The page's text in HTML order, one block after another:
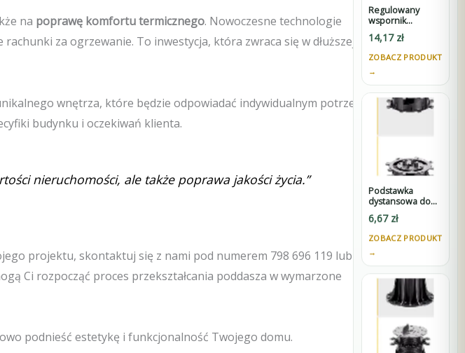
na poprawę komfortu termicznego. Nowoczesne technologie
za ogrzewanie. To inwestycja, która zwraca się w dłuższej
wnętrza, które będzie odpowiadać indywidualnym potrzebom
budynku i oczekiwań klienta.
nieruchomości, ale także poprawa jakości życia.”
projektu, skontaktuj się z nami pod numerem 798 696 119 lub
Ci rozpocząć proces przekształcania poddasza w wymarzone
podnieść estetykę i funkcjonalność Twojego domu.
Regulowany
wspornik
STANDARD 30-45
mm do tarasów
wentylowanych
pod płyty z K3
14,17 zł
ZOBACZ PRODUKT
→
Podstawka
dystansowa do
wsporników
SPIRAL -
wysokość 60 mm
6,67 zł
ZOBACZ PRODUKT
→